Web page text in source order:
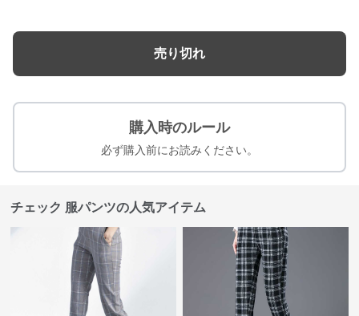
売り切れ
購入時のルール
必ず購入前にお読みください。
チェック 服パンツの人気アイテム